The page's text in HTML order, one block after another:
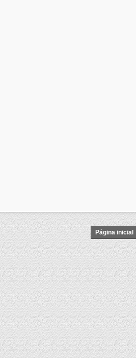
Página inicial